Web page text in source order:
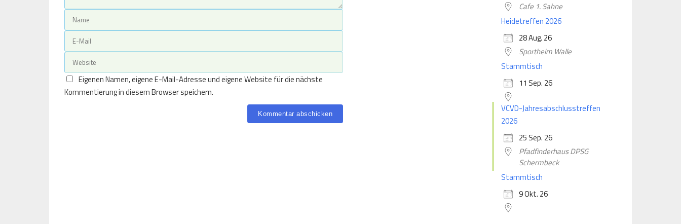
Eigenen Namen, eigene E-Mail-Adresse und eigene Website für die nächste
Kommentierung in diesem Browser speichern.
Cafe 1. Sahne
Heidetreffen 2026
28 Aug. 26
Sportheim Walle
Stammtisch
11 Sep. 26
VCVD-Jahresabschlusstreffen
2026
25 Sep. 26
Pfadfinderhaus DPSG
Schermbeck
Stammtisch
9 Okt. 26